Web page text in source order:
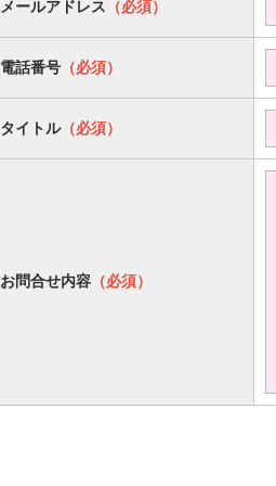
メールアドレス （必須）
電話番号 （必須）
タイトル（必須）
お問合せ内容 （必須）